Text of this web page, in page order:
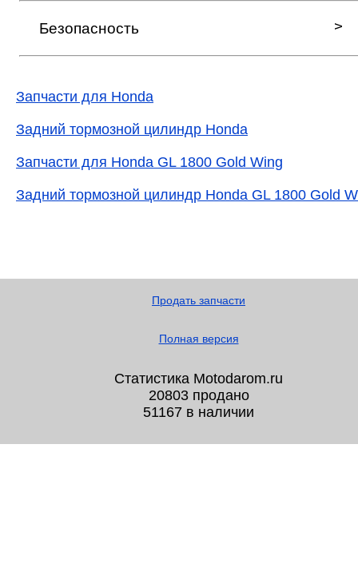
Безопасность
Запчасти для Honda
Задний тормозной цилиндр Honda
Запчасти для Honda GL 1800 Gold Wing
Задний тормозной цилиндр Honda GL 1800 Gold
Продать запчасти
Полная версия
Статистика Motodarom.ru
20803 продано
51167 в наличии